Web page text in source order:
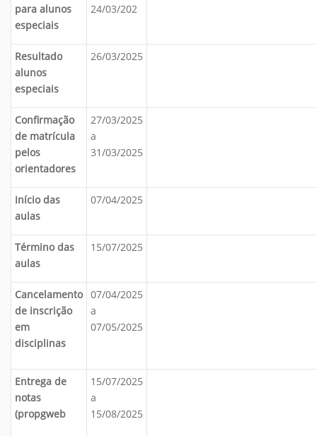
para alunos
especiais
24/03/202
Resultado
alunos
especiais
26/03/2025
Confirmação
de matrícula
pelos
orientadores
27/03/2025
a
31/03/2025
Início das
aulas
07/04/2025
Término das
aulas
15/07/2025
Cancelamento
de inscrição
em
disciplinas
07/04/2025
a
07/05/2025
Entrega de
notas
(propgweb
15/07/2025
a
15/08/2025